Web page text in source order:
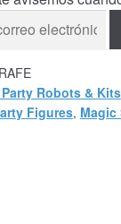
Robots & Kits
Figures, Magic